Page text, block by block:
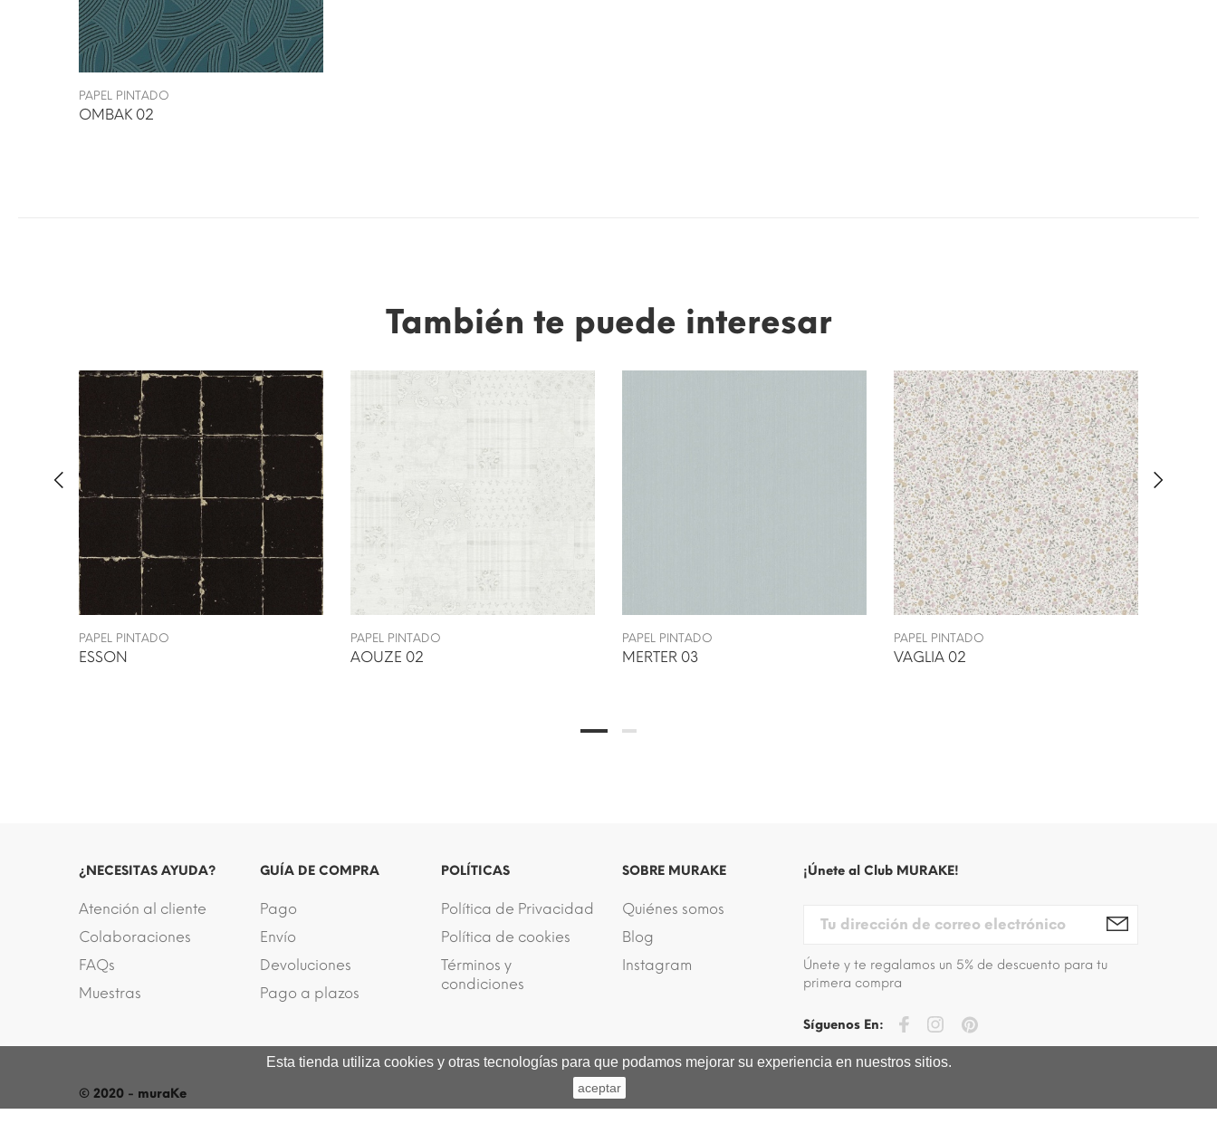
PAPEL PINTADO
OMBAK 02
También te puede interesar
PAPEL PINTADO
ESSON
PAPEL PINTADO
AOUZE 02
PAPEL PINTADO
MERTER 03
PAPEL PINTADO
VAGLIA 02
¿NECESITAS AYUDA?
Atención al cliente
Colaboraciones
FAQs
Muestras
GUÍA DE COMPRA
Pago
Envío
Devoluciones
Pago a plazos
POLÍTICAS
Política de Privacidad
Política de cookies
Términos y
condiciones
SOBRE MURAKE
Quiénes somos
Blog
Instagram
¡Únete al Club MURAKE!
Únete y te regalamos un 5% de descuento para tu
primera compra
Síguenos En:
© 2020 - muraKe
Esta tienda utiliza cookies y otras tecnologías para que podamos mejorar su experiencia en nuestros sitios.
aceptar